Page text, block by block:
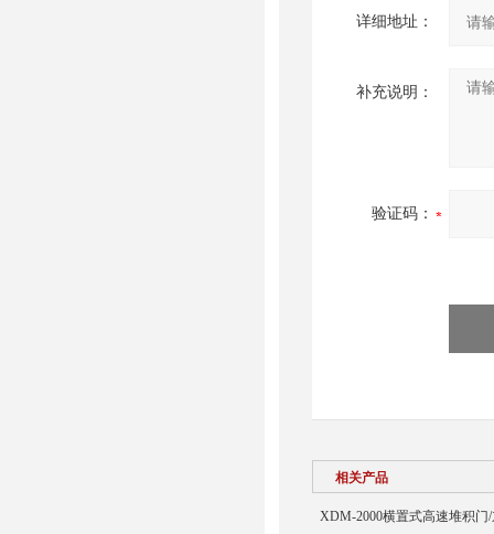
详细地址：
补充说明：
验证码：
相关产品
XDM-2000横置式高速堆积门